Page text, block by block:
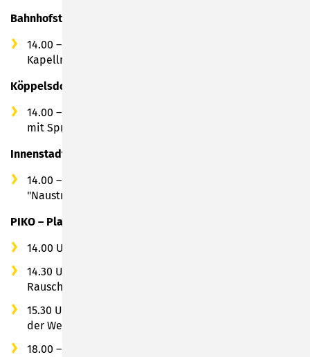
Bahnhofstraße
14.00 – 18.00 Uhr: Walking-Act mit Pudelparade +
Kapellmeister
Köppelsdorfer Straße
14.00 – 17.00 Uhr: Jugendfeuerwehr Sonneberg-Mitte
mit Spritzautos und Bobbycars
Innenstadt
14.00 – 18.00 Uhr: Musikalische Unterhaltung mit
"Naustragger Guggamusik"
PIKO – Platz
14.00 Uhr: Tanzauftritt mit dem Tanzpaar Ruhs
14.30 Uhr – 15.30 Uhr: Schlagersängerin Madlen
Rausch
15.30 Uhr: Kleiner Auszug aus dem Showtanzprogramm
der Wehder Plantanzgesellschaft
18.00 – 21.00 Uhr: Live Musik mit der Band